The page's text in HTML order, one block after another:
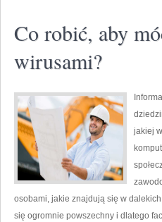
Co robić, aby
wirusami?
jakiej
osobami, jakie znajdują się w
się ogromnie powszechny i dlatego